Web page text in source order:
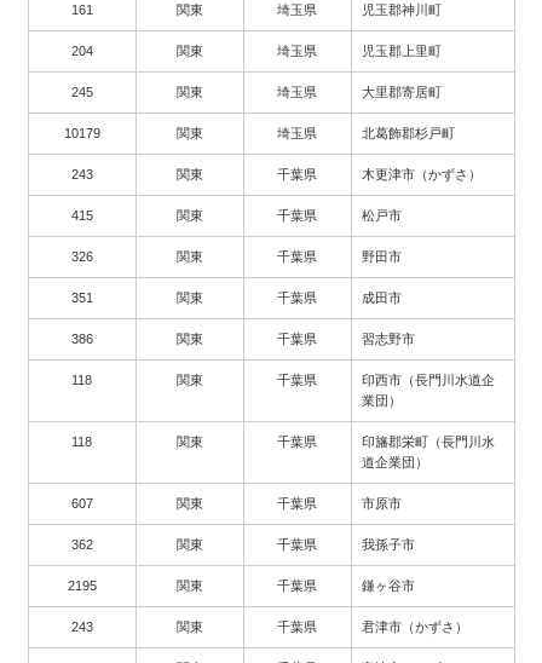
161 関東 埼玉県 児玉郡神川町
204 関東 埼玉県 児玉郡上里町
245 関東 埼玉県 大里郡寄居町
10179 関東 埼玉県 北葛飾郡杉戸町
243 関東 千葉県 木更津市（かずさ）
415 関東 千葉県 松戸市
326 関東 千葉県 野田市
351 関東 千葉県 成田市
386 関東 千葉県 習志野市
118 関東 千葉県
印西市（長門川水道企
業団）
118 関東 千葉県
印旛郡栄町（長門川水
道企業団）
607 関東 千葉県 市原市
362 関東 千葉県 我孫子市
2195 関東 千葉県 鎌ヶ谷市
243 関東 千葉県 君津市（かずさ）